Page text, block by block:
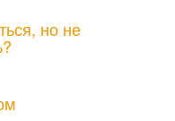
но не